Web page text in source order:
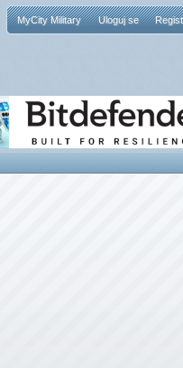
MyCity Military Uloguj se